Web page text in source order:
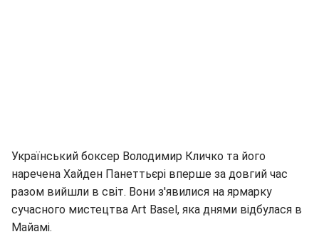
Український боксер Володимир Кличко та його
наречена Хайден Панеттьєрі вперше за довгий час
разом вийшли в світ. Вони з'явилися на ярмарку
сучасного мистецтва Art Basel, яка днями відбулася в
Майамі.